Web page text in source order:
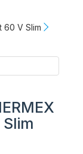
60 V Slim